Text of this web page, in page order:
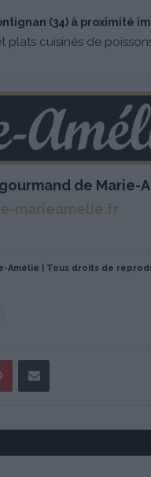
(34) à proximité
plats cuisinés de
de Marie-
marieamelie.fr
Amélie | Tous droits de